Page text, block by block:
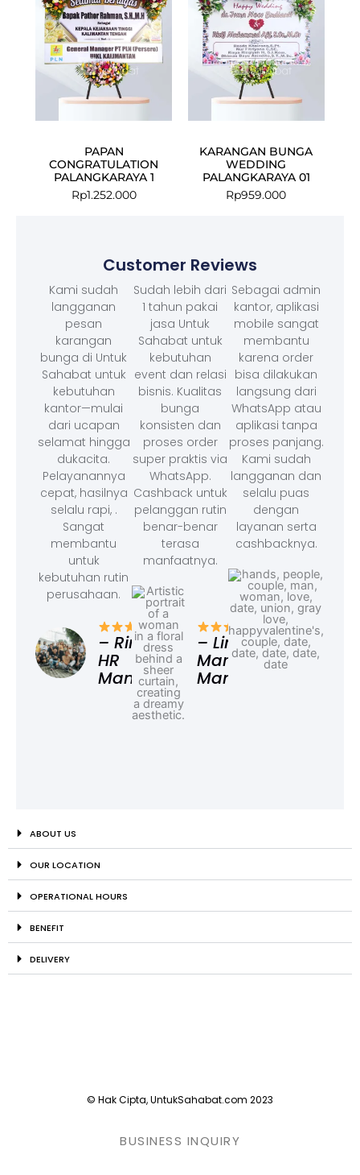
PAPAN
CONGRATULATION
PALANGKARAYA 1
Rp1.252.000
KARANGAN BUNGA
WEDDING
PALANGKARAYA 01
Rp959.000
Customer Reviews
Kami sudah
langganan
pesan
karangan
bunga di Untuk
Sahabat untuk
kebutuhan
kantor—mulai
dari ucapan
selamat hingga
dukacita.
Pelayanannya
cepat, hasilnya
selalu rapi, .
Sangat
membantu
untuk
kebutuhan rutin
perusahaan.
– Rina,
HR
Manager
Sudah lebih dari
1 tahun pakai
jasa Untuk
Sahabat untuk
kebutuhan
event dan relasi
bisnis. Kualitas
bunga
konsisten dan
proses order
super praktis via
WhatsApp.
Cashback untuk
pelanggan rutin
benar-benar
terasa
manfaatnya.
– Linda,
Marketing
Manager
Sebagai admin
kantor, aplikasi
mobile sangat
membantu
karena order
bisa dilakukan
langsung dari
WhatsApp atau
aplikasi tanpa
proses panjang.
Kami sudah
langganan dan
selalu puas
dengan
layanan serta
cashbacknya.
ABOUT US
OUR LOCATION
OPERATIONAL HOURS
BENEFIT
DELIVERY
© Hak Cipta, UntukSahabat.com 2023
BUSINESS INQUIRY